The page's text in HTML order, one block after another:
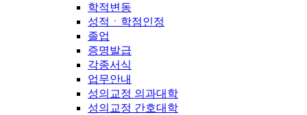
학적변동
성적ㆍ학점인정
졸업
증명발급
각종서식
업무안내
성의교정 의과대학
성의교정 간호대학